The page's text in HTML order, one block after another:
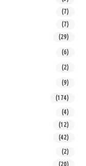
(7)
(7)
(29)
(6)
(2)
(9)
(174)
(4)
(12)
(42)
(2)
(20)